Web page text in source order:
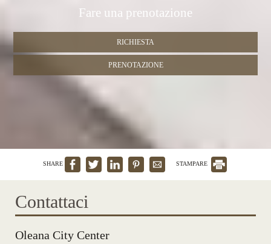
Fare una prenotazione
RICHIESTA
PRENOTAZIONE
SHARE STAMPARE
Contattaci
Oleana City Center